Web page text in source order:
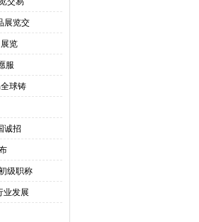
展览交
览
服
球铸
诚招
级职称
业发展